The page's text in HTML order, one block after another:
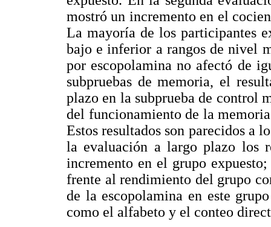
mostró un incremento en el
La mayoría de los participantes
bajo e inferior a rangos de nivel
por escopolamina no afectó de
subpruebas de memoria, el
plazo en la subprueba de control
del funcionamiento de la
Estos resultados son parecidos a
la evaluación a largo plazo los
incremento en el grupo
frente al rendimiento del grupo
de la escopolamina en este
como el alfabeto y el conteo